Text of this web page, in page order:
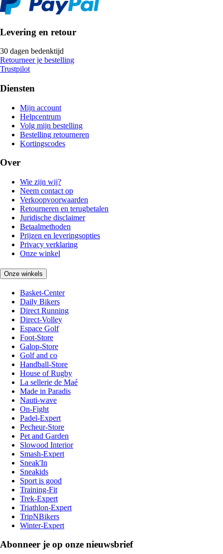
Levering en retour
30 dagen bedenktijd
Retourneer je bestelling
Trustpilot
Diensten
Mijn account
Helpcentrum
Volg mijn bestelling
Bestelling retourneren
Kortingscodes
Over
Wie zijn wij?
Neem contact op
Verkoopvoorwaarden
Retourneren en terugbetalen
Juridische disclaimer
Betaalmethoden
Prijzen en leveringsopties
Privacy verklaring
Onze winkel
Onze winkels
Basket-Center
Daily Bikers
Direct Running
Direct-Volley
Espace Golf
Foot-Store
Galop-Store
Golf and co
Handball-Store
House of Rugby
La sellerie de Maé
Made in Paradis
Nauti-wave
On-Fight
Padel-Expert
Pecheur-Store
Pet and Garden
Slowood Interior
Smash-Expert
Sneak'In
Sneakids
Sport is good
Training-Fit
Trek-Expert
Triathlon-Expert
TripNBikers
Winter-Expert
Abonneer je op onze nieuwsbrief